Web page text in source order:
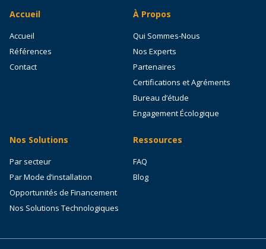
Accueil
Accueil
Références
Contact
À Propos
Qui Sommes-Nous
Nos Experts
Partenaires
Certifications et Agréments
Bureau d’étude
Engagement Écologique
Nos Solutions
Par secteur
Par Mode d’installation
Opportunités de Financement
Nos Solutions Technologiques
Ressources
FAQ
Blog